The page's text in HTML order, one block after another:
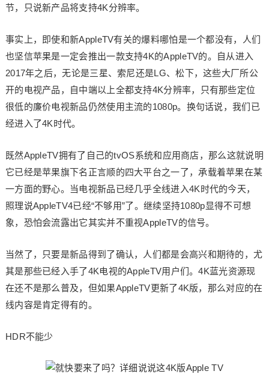
节，只说新产品将支持4K分辨率。
事实上，即使和新AppleTV有关的爆料哪怕是一个都没有，人们
也坚信苹果是一定会推出一款支持4K的AppleTV的。自从进入
2017年之后，无论是三星、索尼还是LG、松下，这些大厂所公
开的电视产品，自中端以上全都支持4K分辨率，只有那些定位
很低的廉价电视新品仍然使用主流的1080p。换句话说，我们已
经进入了4K时代。
既然AppleTV拥有了自己的tvOS系统和应用商店，那么这就说明
它已经是苹果旗下名正言顺的四大平台之一了，承载着苹果在某
一方面的野心。当电视新品已经几乎全线进入4K时代的今天，
照理说AppleTV4已经“不够用”了。继续坚持1080p显得不可想
象，恐怕会流露出它其实并不重视AppleTV的信号。
当然了，只要是新品得到了确认，人们都是会高兴和期待的，尤
其是那些已经入手了4K电视的AppleTV用户们。4K蓝光资源现
在还不是那么普及，但如果AppleTV更新了4K版，那么对应的在
线内容是肯定得有的。
HDR不能少